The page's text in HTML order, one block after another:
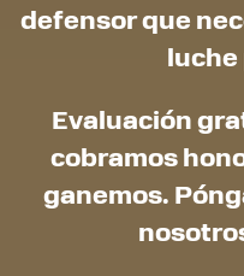
defensor que
luche
Evaluación
cobramos
ganemos.